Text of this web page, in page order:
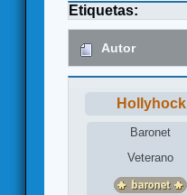
Etiquetas:
Autor
Hollyhock
Baronet
Veterano